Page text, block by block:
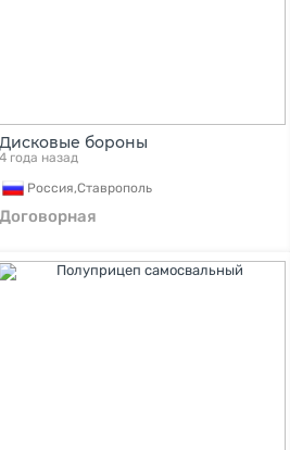
Дисковые бороны
4 года назад
Россия,Ставрополь
Договорная